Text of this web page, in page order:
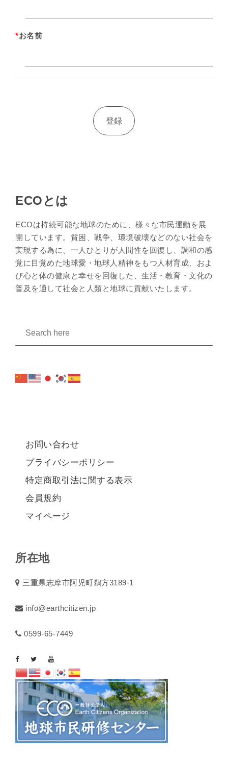
*お名前
ECOとは
ECOは持続可能な地球のために、様々な市民運動を展
開しています。貧困、戦争、環境破壊などのない社会を
実現する為に、一人ひとりが人間性を回復し、調和の感
覚に目覚めた地球愛・地球人精神をもつ人材育成、およ
び心と体の健康と幸せを回復した、生活・教育・文化の
普及を通して社会と人類と地球に貢献いたします。
お問い合わせ
プライバシーポリシー
特定商取引法に関する表示
会員規約
マイページ
所在地
三重県志摩市阿児町鵜方3189-1
info@earthcitizen.jp
0599-65-7449